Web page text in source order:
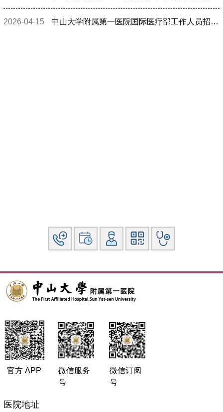
2026-04-15 中山大学附属第一医院国际医疗部工作人员招聘启事
官方 APP
微信服务
号
微信订阅
号
医院地址